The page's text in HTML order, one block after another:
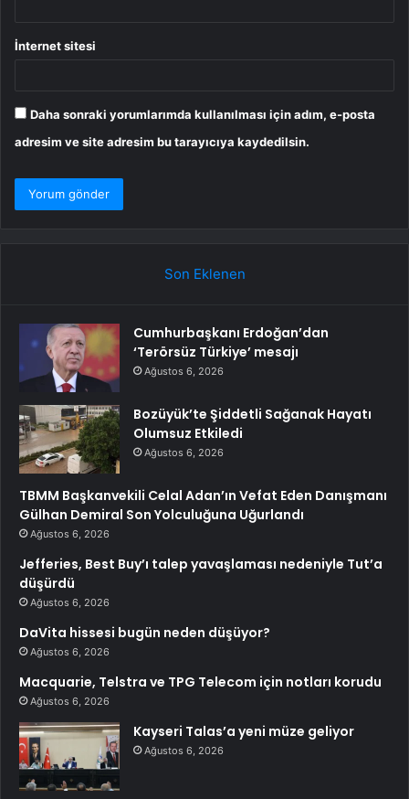
İnternet sitesi
Daha sonraki yorumlarımda kullanılması için adım, e-posta
adresim ve site adresim bu tarayıcıya kaydedilsin.
Son Eklenen
Cumhurbaşkanı Erdoğan’dan
‘Terörsüz Türkiye’ mesajı
Ağustos 6, 2026
Bozüyük’te Şiddetli Sağanak Hayatı
Olumsuz Etkiledi
Ağustos 6, 2026
TBMM Başkanvekili Celal Adan’ın Vefat Eden Danışmanı
Gülhan Demiral Son Yolculuğuna Uğurlandı
Ağustos 6, 2026
Jefferies, Best Buy’ı talep yavaşlaması nedeniyle Tut’a
düşürdü
Ağustos 6, 2026
DaVita hissesi bugün neden düşüyor?
Ağustos 6, 2026
Macquarie, Telstra ve TPG Telecom için notları korudu
Ağustos 6, 2026
Kayseri Talas’a yeni müze geliyor
Ağustos 6, 2026